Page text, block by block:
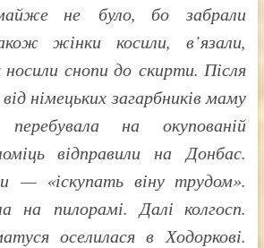
не було, бо забрали
жінки косили, в’язали,
носили снопи до скирти. Після
німецьких загарбників маму
на окупованій
відправили на Донбас.
— «іскупать віну трудом».
на пилорамі. Далі колгосп.
оселилася в Ходоркові.